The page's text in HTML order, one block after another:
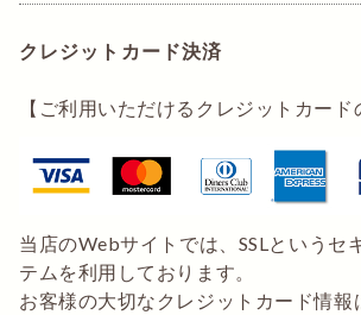
クレジットカード決済
【ご利用いただけるクレジットカード
当店のWebサイトでは、SSLというセ
テムを利用しております。
お客様の大切なクレジットカード情報